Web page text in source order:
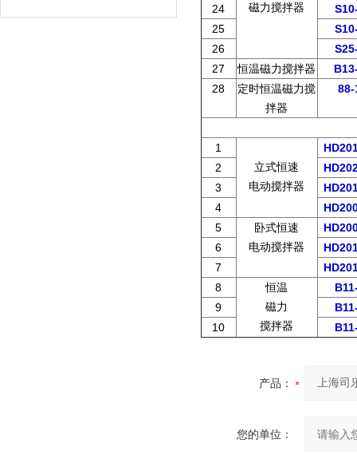
磁力搅拌器
24
25
26
27
恒温磁力搅拌器
28
定时恒温磁力搅
拌器
88-
1
立式恒速
电动搅拌器
2
3
4
5
卧式恒速
电动搅拌器
6
7
8
恒温
磁力
搅拌器
9
10
产品：
您的单位：